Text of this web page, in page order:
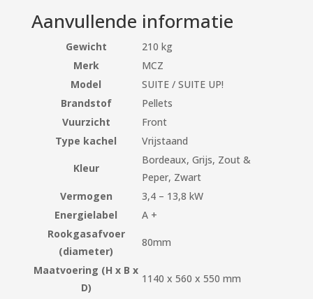
Aanvullende informatie
Gewicht
210 kg
Merk
MCZ
Model
SUITE / SUITE UP!
Brandstof
Pellets
Vuurzicht
Front
Type kachel
Vrijstaand
Kleur
Bordeaux, Grijs, Zout &
Peper, Zwart
Vermogen
3,4 – 13,8 kW
Energielabel
A +
Rookgasafvoer
(diameter)
80mm
Maatvoering (H x B x
D)
1140 x 560 x 550 mm